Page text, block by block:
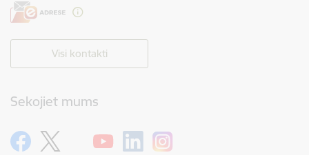
Visi kontakti
Sekojiet mums